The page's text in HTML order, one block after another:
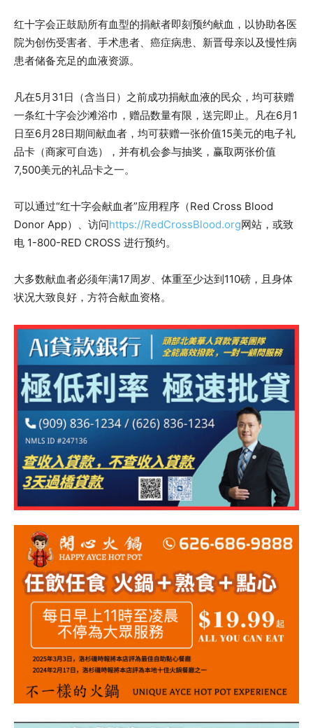
红十字会正鼓励所有血型的捐献者即刻预约献血，以协助各医
院为创伤受害者、手术患者、癌症病患、新晋母亲以及慢性病
患者储备充足的血液资源。
凡在5月31日（含当日）之前成功捐献血液的民众，均可获赠
一条红十字会沙滩浴巾，赠品数量有限，送完即止。凡在6月1
日至6月28日期间献血者，均可获赠一张价值15美元的电子礼
品卡（商家可自选），并有机会参与抽奖，赢取两张价值
7,500美元的礼品卡之一。
可以通过“红十字会献血者”应用程序（Red Cross Blood
Donor App）、访问https://RedCrossBlood.org网站，或致
电 1-800-RED CROSS 进行预约。
大多数献血者必须年满17周岁、体重至少达到110磅，且身体
状况大致良好，方符合献血资格。